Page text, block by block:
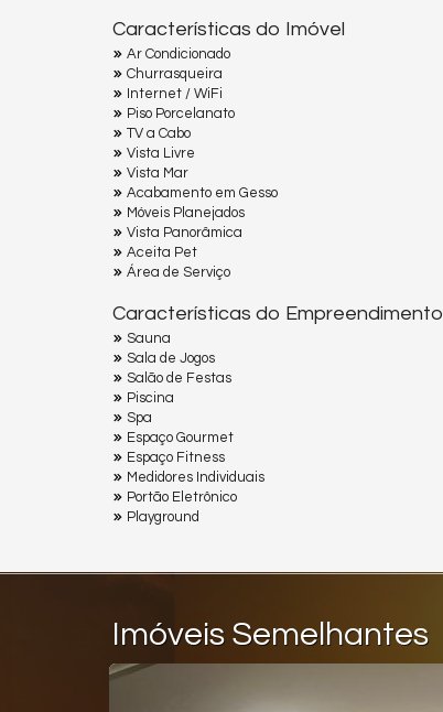
Características do Imóvel
Ar Condicionado
Churrasqueira
Internet / WiFi
Piso Porcelanato
TV a Cabo
Vista Livre
Vista Mar
Acabamento em Gesso
Móveis Planejados
Vista Panorâmica
Aceita Pet
Área de Serviço
Características do Empreendimento
Sauna
Sala de Jogos
Salão de Festas
Piscina
Spa
Espaço Gourmet
Espaço Fitness
Medidores Individuais
Portão Eletrônico
Playground
Imóveis Semelhantes